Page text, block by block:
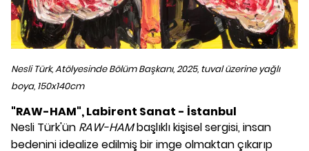
Nesli Türk, Atölyesinde Bölüm Başkanı, 2025, tuval üzerine yağlı
boya, 150x140cm
"RAW-HAM", Labirent Sanat - İstanbul
Nesli Türk'ün RAW-HAMbaşlıklı kişisel sergisi, insan
bedenini idealize edilmiş bir imge olmaktan çıkarıp